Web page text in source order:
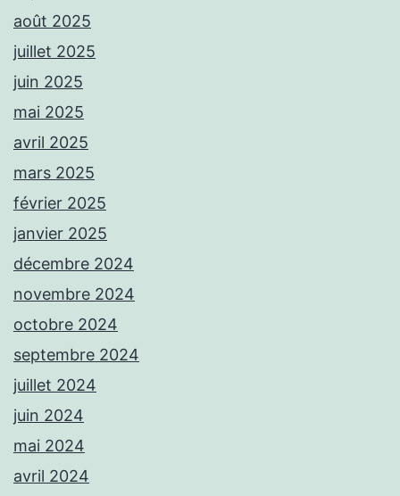
août 2025
juillet 2025
juin 2025
mai 2025
avril 2025
mars 2025
février 2025
janvier 2025
décembre 2024
novembre 2024
octobre 2024
septembre 2024
juillet 2024
juin 2024
mai 2024
avril 2024